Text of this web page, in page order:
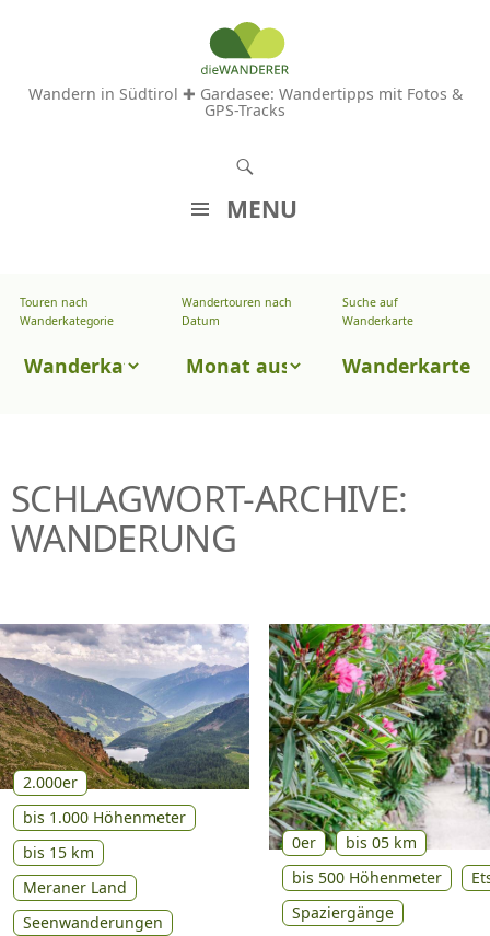
Wandern in Südtirol ✚ Gardasee: Wandertipps mit Fotos &
GPS-Tracks
MENU
M
S
P
I
E
N
Touren nach
Wanderkategorie
Touren
Wandertouren nach
Datum
Wandertouren
Datum
Suche auf
Wanderkarte
Wanderkarte
SCHLAGWORT-ARCHIVE:
WANDERUNG
2.000er
bis 1.000 Höhenmeter
bis 15 km
Meraner Land
Seenwanderungen
0er
bis 05 km
bis 500 Höhenmeter
Spaziergänge